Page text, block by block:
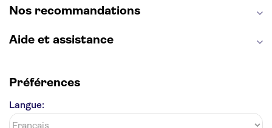
Cathédrale Notre Dame
Montmartre
Nos recommandations
Aide et assistance
Préférences
Langue: